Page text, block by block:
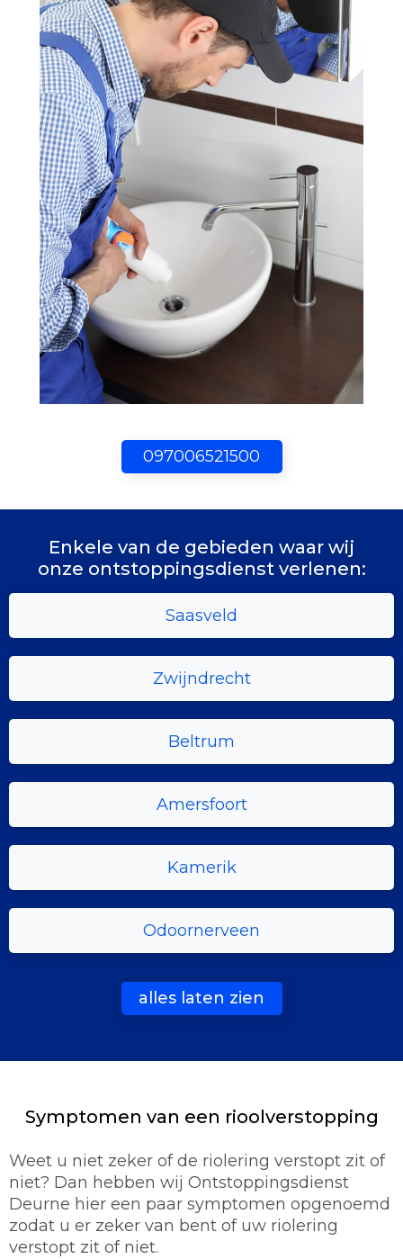
097006521500
Enkele van de gebieden waar wij
onze ontstoppingsdienst verlenen:
Saasveld
Zwijndrecht
Beltrum
Amersfoort
Kamerik
Odoornerveen
alles laten zien
Symptomen van een rioolverstopping
Weet u niet zeker of de riolering verstopt zit of
niet? Dan hebben wij Ontstoppingsdienst
Deurne hier een paar symptomen opgenoemd
zodat u er zeker van bent of uw riolering
verstopt zit of niet.